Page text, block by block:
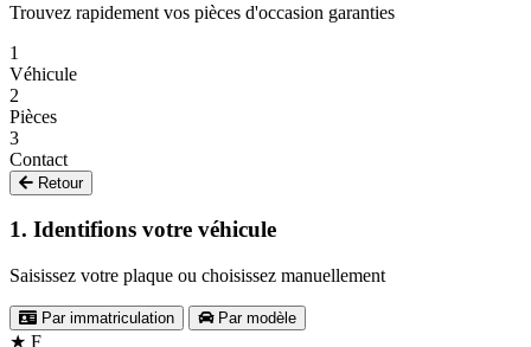
Trouvez rapidement vos pièces d'occasion garanties
1
Véhicule
2
Pièces
3
Contact
Retour
1. Identifions votre véhicule
Saisissez votre plaque ou choisissez manuellement
Par immatriculation Par modèle
★ F